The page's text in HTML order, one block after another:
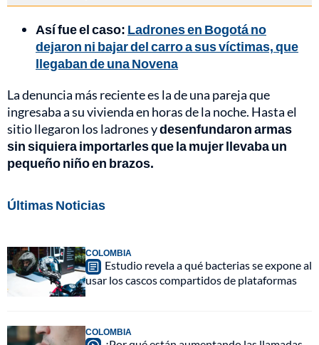
Así fue el caso: Ladrones en Bogotá no
dejaron ni bajar del carro a sus víctimas, que
llegaban de una Novena
La denuncia más reciente es la de una pareja que
ingresaba a su vivienda en horas de la noche. Hasta el
sitio llegaron los ladrones ydesenfundaron armas
sin siquiera importarles que la mujer llevaba un
pequeño niño en brazos.
Últimas Noticias
COLOMBIA
Estudio revela a qué bacterias se expone al
usar los cascos compartidos de plataformas
COLOMBIA